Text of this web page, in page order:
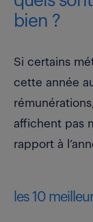
bien ?
Si certains
cette année
affichent pas
rapport à
les 10